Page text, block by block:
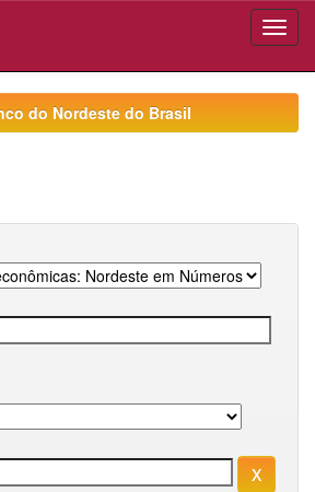
do Nordeste do Brasil